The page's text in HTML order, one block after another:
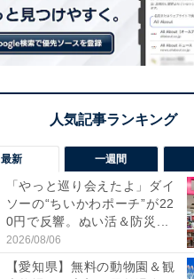
最新 一週間
「やっと巡り会えたよ」ダイ
ソーの“ちいかわポーチ”が22
0円で反響。ぬい活＆防災...
2026/08/06
【愛知県】無料の動物園＆観